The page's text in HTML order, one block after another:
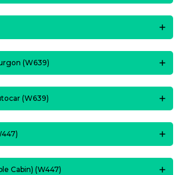
(W639)
(W639)
Cabin) (W447)